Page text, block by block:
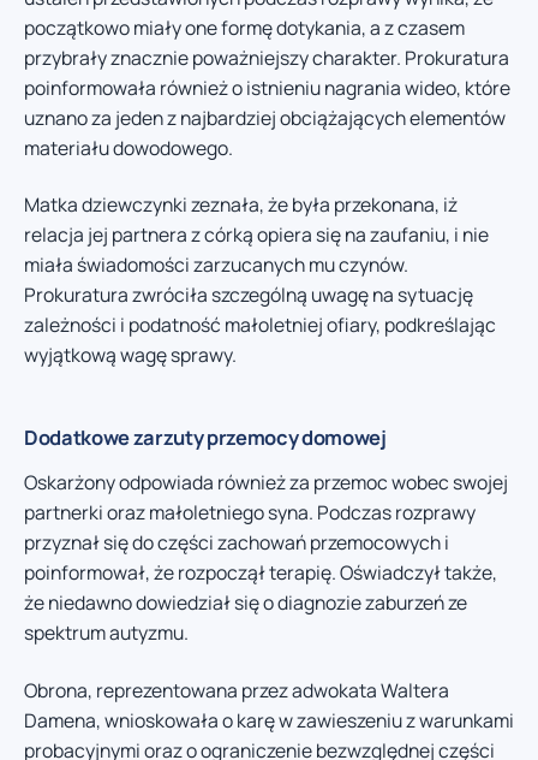
początkowo miały one formę dotykania, a z czasem
przybrały znacznie poważniejszy charakter. Prokuratura
poinformowała również o istnieniu nagrania wideo, które
uznano za jeden z najbardziej obciążających elementów
materiału dowodowego.
Matka dziewczynki zeznała, że była przekonana, iż
relacja jej partnera z córką opiera się na zaufaniu, i nie
miała świadomości zarzucanych mu czynów.
Prokuratura zwróciła szczególną uwagę na sytuację
zależności i podatność małoletniej ofiary, podkreślając
wyjątkową wagę sprawy.
Dodatkowe zarzuty przemocy domowej
Oskarżony odpowiada również za przemoc wobec swojej
partnerki oraz małoletniego syna. Podczas rozprawy
przyznał się do części zachowań przemocowych i
poinformował, że rozpoczął terapię. Oświadczył także,
że niedawno dowiedział się o diagnozie zaburzeń ze
spektrum autyzmu.
Obrona, reprezentowana przez adwokata Waltera
Damena, wnioskowała o karę w zawieszeniu z warunkami
probacyjnymi oraz o ograniczenie bezwzględnej części